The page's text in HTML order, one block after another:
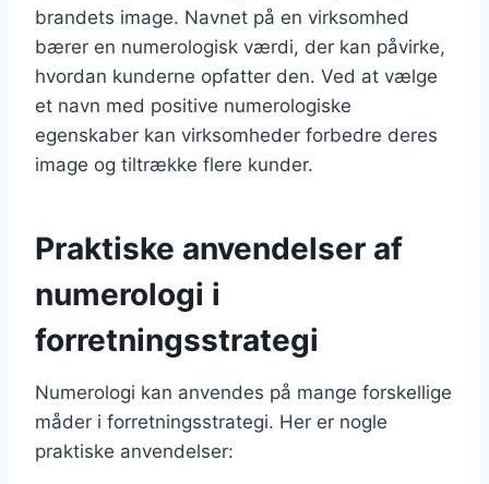
brandets image. Navnet på en virksomhed
bærer en numerologisk værdi, der kan påvirke,
hvordan kunderne opfatter den. Ved at vælge
et navn med positive numerologiske
egenskaber kan virksomheder forbedre deres
image og tiltrække flere kunder.
Praktiske anvendelser af
numerologi i
forretningsstrategi
Numerologi kan anvendes på mange forskellige
måder i forretningsstrategi. Her er nogle
praktiske anvendelser: